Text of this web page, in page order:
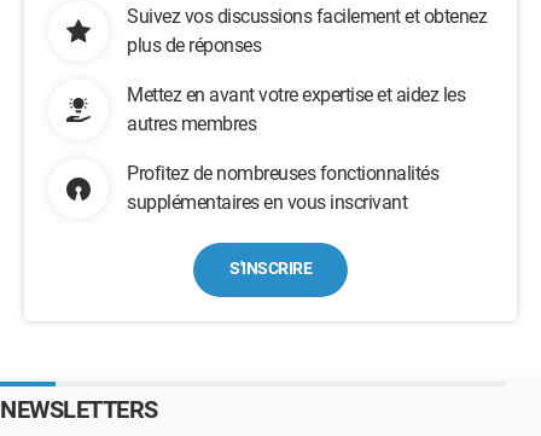
Suivez vos discussions facilement et obtenez
plus de réponses
Mettez en avant votre expertise et aidez les
autres membres
Profitez de nombreuses fonctionnalités
supplémentaires en vous inscrivant
S'INSCRIRE
NEWSLETTERS